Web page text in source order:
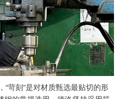
“苛刻”是对材质甄选最贴切的形